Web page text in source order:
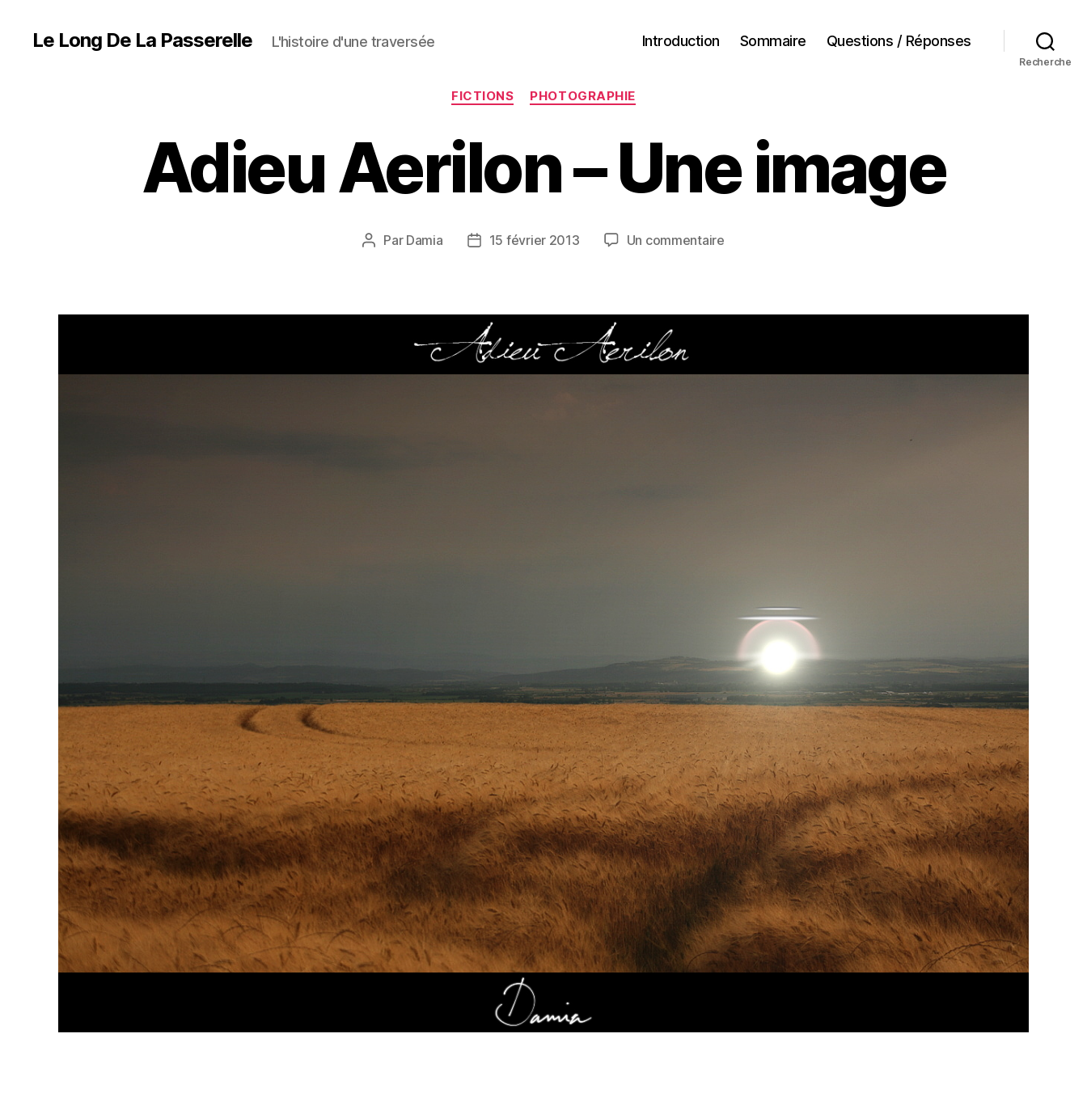
Le Long De La Passerelle L'histoire d'une traversée Introduction Sommaire Questions / Réponses
Recherche
Catégories
FICTIONS PHOTOGRAPHIE
Adieu Aerilon – Une image
Auteur
Par Damia
Date15 février 2013 Un commentairesur
Une